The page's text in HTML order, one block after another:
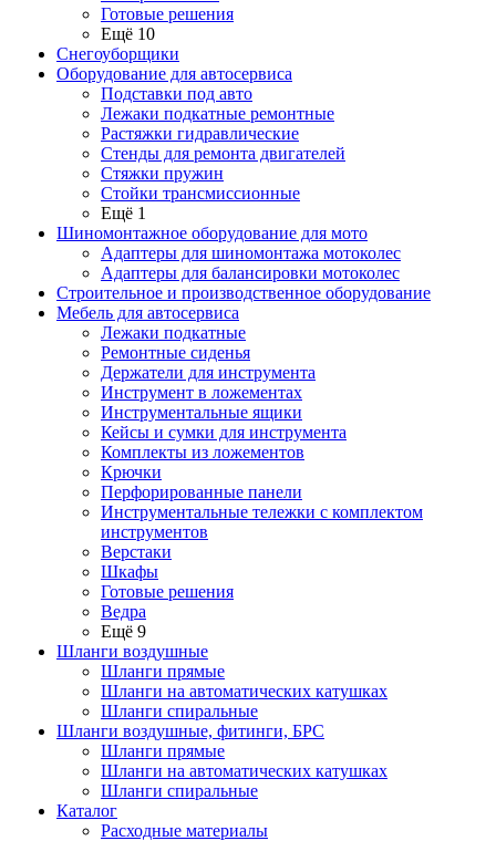
Готовые решения
Ещё 10
Снегоуборщики
Оборудование для автосервиса
Подставки под авто
Лежаки подкатные ремонтные
Растяжки гидравлические
Стенды для ремонта двигателей
Стяжки пружин
Стойки трансмиссионные
Ещё 1
Шиномонтажное оборудование для мото
Адаптеры для шиномонтажа мотоколес
Адаптеры для балансировки мотоколес
Строительное и производственное оборудование
Мебель для автосервиса
Лежаки подкатные
Ремонтные сиденья
Держатели для инструмента
Инструмент в ложементах
Инструментальные ящики
Кейсы и сумки для инструмента
Комплекты из ложементов
Крючки
Перфорированные панели
Инструментальные тележки с комплектом
инструментов
Верстаки
Шкафы
Готовые решения
Ведра
Ещё 9
Шланги воздушные
Шланги прямые
Шланги на автоматических катушках
Шланги спиральные
Шланги воздушные, фитинги, БРС
Шланги прямые
Шланги на автоматических катушках
Шланги спиральные
Каталог
Расходные материалы